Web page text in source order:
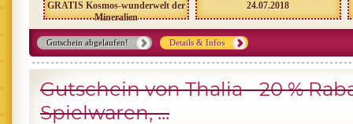
GRATIS Kosmos-wunderwelt der
Mineralien
24.07.2018
Gutschein abgelaufen! Details & Infos
Gutschein von Thalia - 20 %
Spielwaren, ...